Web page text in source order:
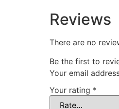
Reviews
There are no
Be the first to review
Your email
Your rating *